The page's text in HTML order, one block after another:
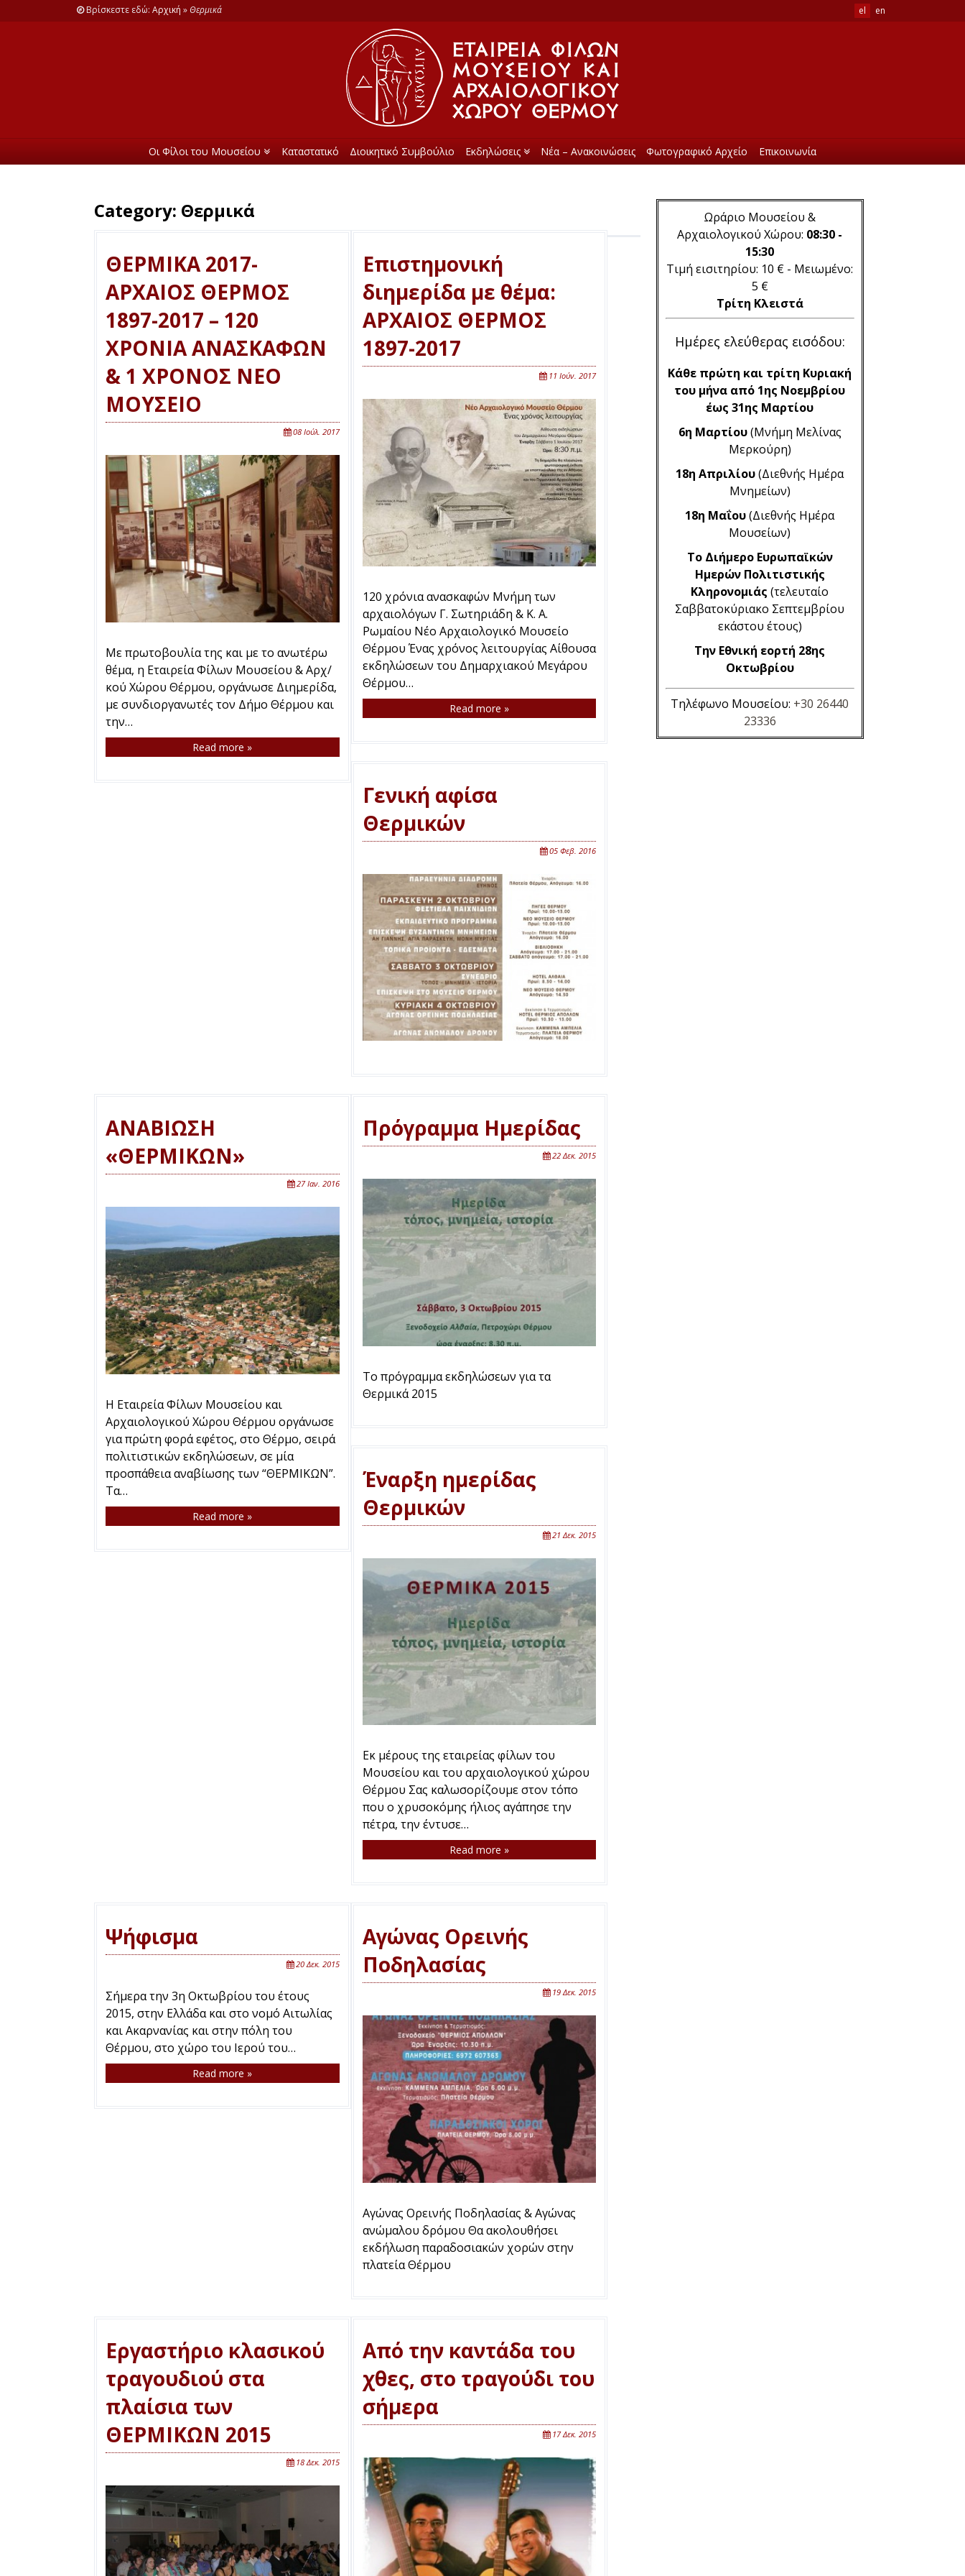
Βρίσκεστε εδώ: Αρχική »Θερμικά el en
Οι Φίλοι του Μουσείου Καταστατικό Διοικητικό Συμβούλιο Εκδηλώσεις Νέα – Ανακοινώσεις Φωτογραφικό Αρχείο Επικοινωνία
Category: Θερμικά
ΘΕΡΜΙΚΑ 2017-
ΑΡΧΑΙΟΣ ΘΕΡΜΟΣ
1897-2017 – 120
ΧΡΟΝΙΑ ΑΝΑΣΚΑΦΩΝ
& 1 ΧΡΟΝΟΣ ΝΕΟ
ΜΟΥΣΕΙΟ
08 Ιούλ. 2017
Με πρωτοβουλία της και με το ανωτέρω
θέμα, η Εταιρεία Φίλων Μουσείου & Αρχ/
κού Χώρου Θέρμου, οργάνωσε Διημερίδα,
με συνδιοργανωτές τον Δήμο Θέρμου και
την…
Read more »
Επιστημονική
διημερίδα με θέμα:
ΑΡΧΑΙΟΣ ΘΕΡΜΟΣ
1897-2017
11 Ιούν. 2017
120 χρόνια ανασκαφών Μνήμη των
αρχαιολόγων Γ. Σωτηριάδη & Κ. Α.
Ρωμαίου Νέο Αρχαιολογικό Μουσείο
Θέρμου Ένας χρόνος λειτουργίας Αίθουσα
εκδηλώσεων του Δημαρχιακού Μεγάρου
Θέρμου…
Read more »
Γενική αφίσα
Θερμικών
05 Φεβ. 2016
ΑΝΑΒΙΩΣΗ
«ΘΕΡΜΙΚΩΝ»
27 Ιαν. 2016
Η Εταιρεία Φίλων Μουσείου και
Αρχαιολογικού Χώρου Θέρμου οργάνωσε
για πρώτη φορά εφέτος, στο Θέρμο, σειρά
πολιτιστικών εκδηλώσεων, σε μία
προσπάθεια αναβίωσης των “ΘΕΡΜΙΚΩΝ”.
Τα…
Read more »
Πρόγραμμα Ημερίδας
22 Δεκ. 2015
Το πρόγραμμα εκδηλώσεων για τα
Θερμικά 2015
Έναρξη ημερίδας
Θερμικών
21 Δεκ. 2015
Εκ μέρους της εταιρείας φίλων του
Μουσείου και του αρχαιολογικού χώρου
Θέρμου Σας καλωσορίζουμε στον τόπο
που ο χρυσοκόμης ήλιος αγάπησε την
πέτρα, την έντυσε…
Read more »
Ψήφισμα
20 Δεκ. 2015
Σήμερα την 3η Οκτωβρίου του έτους
2015, στην Ελλάδα και στο νομό Αιτωλίας
και Ακαρνανίας και στην πόλη του
Θέρμου, στο χώρο του Ιερού του…
Read more »
Αγώνας Ορεινής
Ποδηλασίας
19 Δεκ. 2015
Αγώνας Ορεινής Ποδηλασίας & Αγώνας
ανώμαλου δρόμου Θα ακολουθήσει
εκδήλωση παραδοσιακών χορών στην
πλατεία Θέρμου
Εργαστήριο κλασικού
τραγουδιού στα
πλαίσια των
ΘΕΡΜΙΚΩΝ 2015
18 Δεκ. 2015
Από την καντάδα του
χθες, στο τραγούδι του
σήμερα
17 Δεκ. 2015
Ωράριο Μουσείου &
Αρχαιολογικού Χώρου: 08:30 -
15:30
Τιμή εισιτηρίου: 10 € - Μειωμένο:
5 €
Τρίτη Κλειστά
Ημέρες ελεύθερας εισόδου:
Κάθε πρώτη και τρίτη Κυριακή
του μήνα από 1ης Νοεμβρίου
έως 31ης Μαρτίου
6η Μαρτίου(Μνήμη Μελίνας
Μερκούρη)
18η Απριλίου(Διεθνής Ημέρα
Μνημείων)
18η Μαΐου(Διεθνής Ημέρα
Μουσείων)
Το Διήμερο Ευρωπαϊκών
Ημερών Πολιτιστικής
Κληρονομιάς (τελευταίο
Σαββατοκύριακο Σεπτεμβρίου
εκάστου έτους)
Την Εθνική εορτή 28ης
Οκτωβρίου
Τηλέφωνο Μουσείου: +30 26440
23336